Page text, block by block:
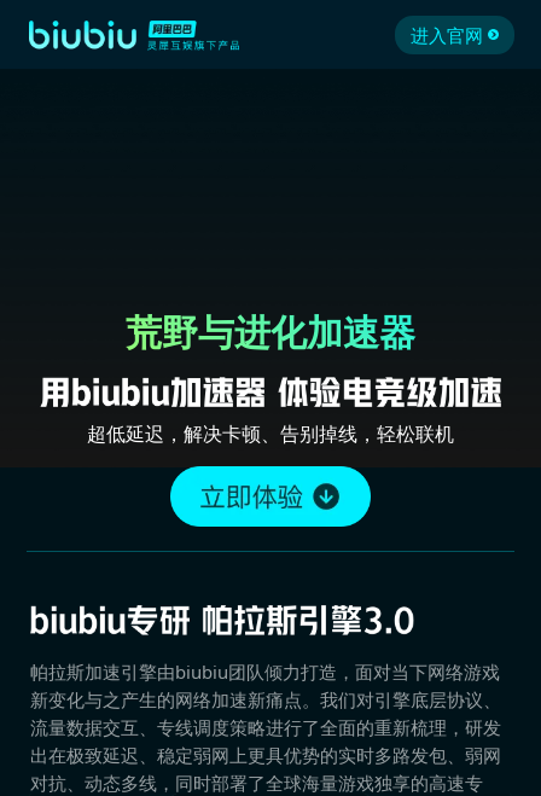
进入官网
荒野与进化加速器
超低延迟，解决卡顿、告别掉线，轻松联机
帕拉斯加速引擎由biubiu团队倾力打造，面对当下网络游戏
新变化与之产生的网络加速新痛点。我们对引擎底层协议、
流量数据交互、专线调度策略进行了全面的重新梳理，研发
出在极致延迟、稳定弱网上更具优势的实时多路发包、弱网
对抗、动态多线，同时部署了全球海量游戏独享的高速专